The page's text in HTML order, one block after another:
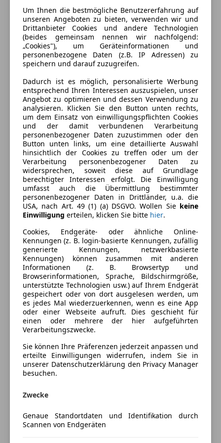
Energieverbrauch
Kraftstoff
Benzin
Kraftstoffverbrauch
7,80
l/100 km (komb.)
CO₂-Emissionen
178 g/km (komb.)
Komfort
Getönte Scheiben
Lederlenkrad
Multifunktionslenkrad
Sicherheit
Spurhalteassistent
Mehr anzeigen
Farbe und Innenausstattung
Außenfarbe
Schwarz
Lackierung
Metallic
Preisbewertung
Mehr anzeigen
Kfz-Versicherung
Um Ihnen die bestmögliche Benutzererfahrung auf
unseren Angeboten zu bieten, verwenden wir und
Drittanbieter Cookies und andere Technologien
(beides gemeinsam nennen wir nachfolgend:
„Cookies"), um Geräteinformationen und
personenbezogene Daten (z.B. IP Adressen) zu
speichern und darauf zuzugreifen.
Dadurch ist es möglich, personalisierte Werbung
entsprechend Ihren Interessen auszuspielen, unser
Angebot zu optimieren und dessen Verwendung zu
analysieren. Klicken Sie den Button unten rechts,
um dem Einsatz von einwilligungspflichten Cookies
und der damit verbundenen Verarbeitung
personenbezogener Daten zuzustimmen oder den
Button unten links, um eine detaillierte Auswahl
hinsichtlich der Cookies zu treffen oder um der
Verarbeitung personenbezogener Daten zu
widersprechen, soweit diese auf Grundlage
berechtigter Interessen erfolgt. Die Einwilligung
umfasst auch die Übermittlung bestimmter
personenbezogener Daten in Drittländer, u.a. die
USA, nach Art. 49 (1) (a) DSGVO. Wollen Sie keine
Einwilligung erteilen, klicken Sie bitte hier.
Cookies, Endgeräte- oder ähnliche Online-
Kennungen (z. B. login-basierte Kennungen, zufällig
generierte Kennungen, netzwerkbasierte
Kennungen) können zusammen mit anderen
Informationen (z. B. Browsertyp und
Browserinformationen, Sprache, Bildschirmgröße,
unterstützte Technologien usw.) auf Ihrem Endgerät
gespeichert oder von dort ausgelesen werden, um
es jedes Mal wiederzuerkennen, wenn es eine App
oder einer Webseite aufruft. Dies geschieht für
einen oder mehrere der hier aufgeführten
Verarbeitungszwecke.
Sie können Ihre Präferenzen jederzeit anpassen und
erteilte Einwilligungen widerrufen, indem Sie in
unserer Datenschutzerklärung den Privacy Manager
besuchen.
Zwecke
Genaue Standortdaten und Identifikation durch
Scannen von Endgeräten